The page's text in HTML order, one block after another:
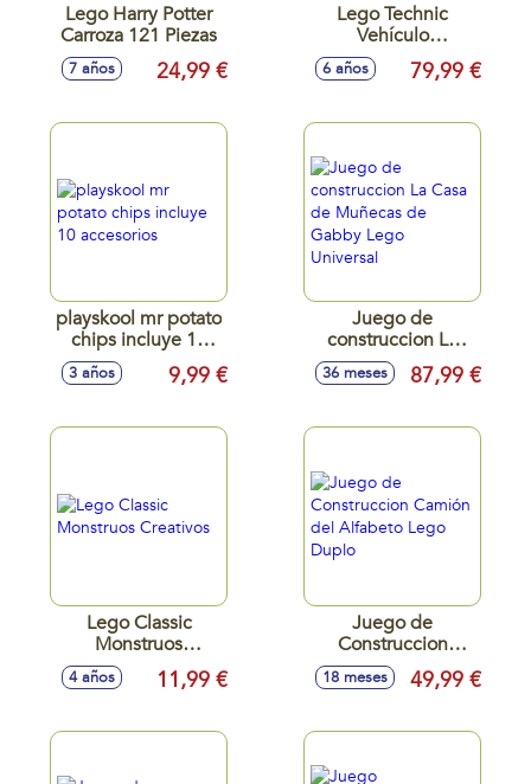
Lego Harry Potter
Carroza 121 Piezas
7 años 24,99 €
Lego Technic
Vehículo
Todoterreno
6 años 79,99 €
playskool mr potato
chips incluye 10
accesorios
3 años 9,99 €
Juego de
construccion La
Casa de Muñecas
de Gabby Lego
36 meses 87,99 €
Lego Classic
Monstruos
Creativos
4 años 11,99 €
Juego de
Construccion
Camión del
Alfabeto Lego
18 meses 49,99 €